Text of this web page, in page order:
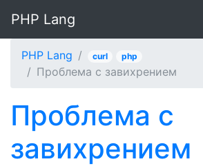
PHP Lang
PHP Lang curl php
Проблема с завихрением
Проблема с
завихрением